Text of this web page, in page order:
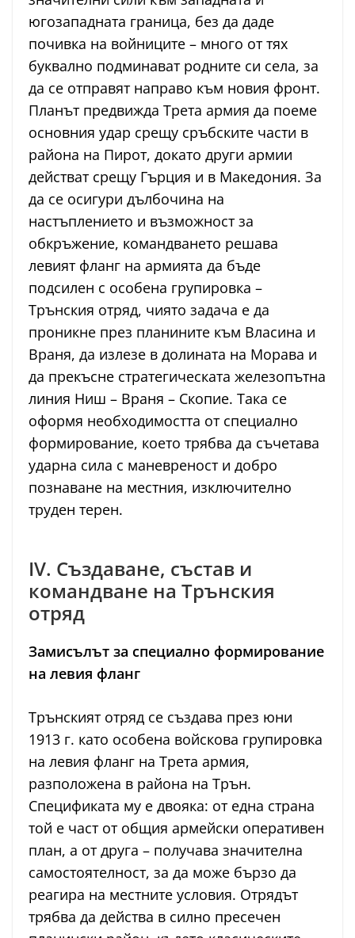
югозападната граница, без да даде
почивка на войниците – много от тях
буквално подминават родните си села, за
да се отправят направо към новия фронт.
Планът предвижда Трета армия да поеме
основния удар срещу сръбските части в
района на Пирот, докато други армии
действат срещу Гърция и в Македония. За
да се осигури дълбочина на
настъплението и възможност за
обкръжение, командването решава
левият фланг на армията да бъде
подсилен с особена групировка –
Трънския отряд, чиято задача е да
проникне през планините към Власина и
Враня, да излезе в долината на Морава и
да прекъсне стратегическата железопътна
линия Ниш – Враня – Скопие. Така се
оформя необходимостта от специално
формирование, което трябва да съчетава
ударна сила с маневреност и добро
познаване на местния, изключително
труден терен.
IV. Създаване, състав и
командване на Трънския
отряд
Замисълът за специално формирование
на левия фланг
Трънският отряд се създава през юни
1913 г. като особена войскова групировка
на левия фланг на Трета армия,
разположена в района на Трън.
Спецификата му е двояка: от една страна
той е част от общия армейски оперативен
план, а от друга – получава значителна
самостоятелност, за да може бързо да
реагира на местните условия. Отрядът
трябва да действа в силно пресечен